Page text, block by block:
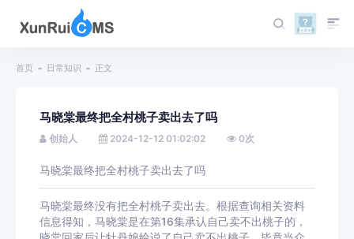
首页 日常知识 正文
马晓棠最终把全村桃子卖出去了吗
创始人 2024-12-12 01:02:02 0次
马晓棠最终把全村桃子卖出去了吗
马晓棠最终没有把全村桃子卖出去。根据查询相关资料
信息得知，马晓棠是在第16集承认自己卖不出桃子的，